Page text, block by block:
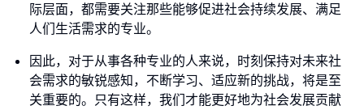
际层面，都需要关注那些能够促进社会持续发展、满足
人们生活需求的专业。
因此，对于从事各种专业的人来说，时刻保持对未来社
会需求的敏锐感知，不断学习、适应新的挑战，将是至
关重要的。只有这样，我们才能更好地为社会发展贡献